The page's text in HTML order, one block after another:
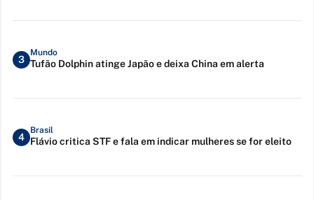
3
Mundo
Tufão Dolphin atinge Japão e deixa China em alerta
4
Brasil
Flávio critica STF e fala em indicar mulheres se for eleito